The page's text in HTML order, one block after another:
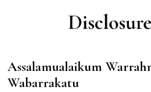
Disclosure
Assalamualaikum
Wabarrakatu